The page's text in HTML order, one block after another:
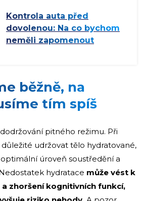
Kontrola auta před
dovolenou: Na co bychom
neměli zapomenout
běžně, na
tím spíš
pitného režimu. Při
udržovat tělo hydratované,
úroveň soustředění a
hydratace může vést k
zhoršení kognitivních funkcí,